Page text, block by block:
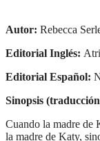
Autor: Rebecca
Editorial Inglés:
Editorial Español:
Sinopsis
Cuando la madre de
la madre de Katy,